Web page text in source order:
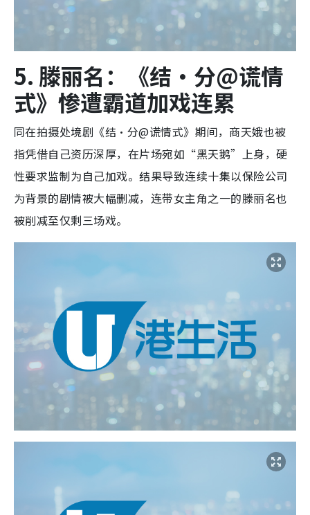
5. 滕丽名：《结·分@谎情
式》惨遭霸道加戏连累
同在拍摄处境剧《结·分@谎情式》期间，商天娥也被
指凭借自己资历深厚，在片场宛如“黑天鹅”上身，硬
性要求监制为自己加戏。结果导致连续十集以保险公司
为背景的剧情被大幅删减，连带女主角之一的滕丽名也
被削减至仅剩三场戏。